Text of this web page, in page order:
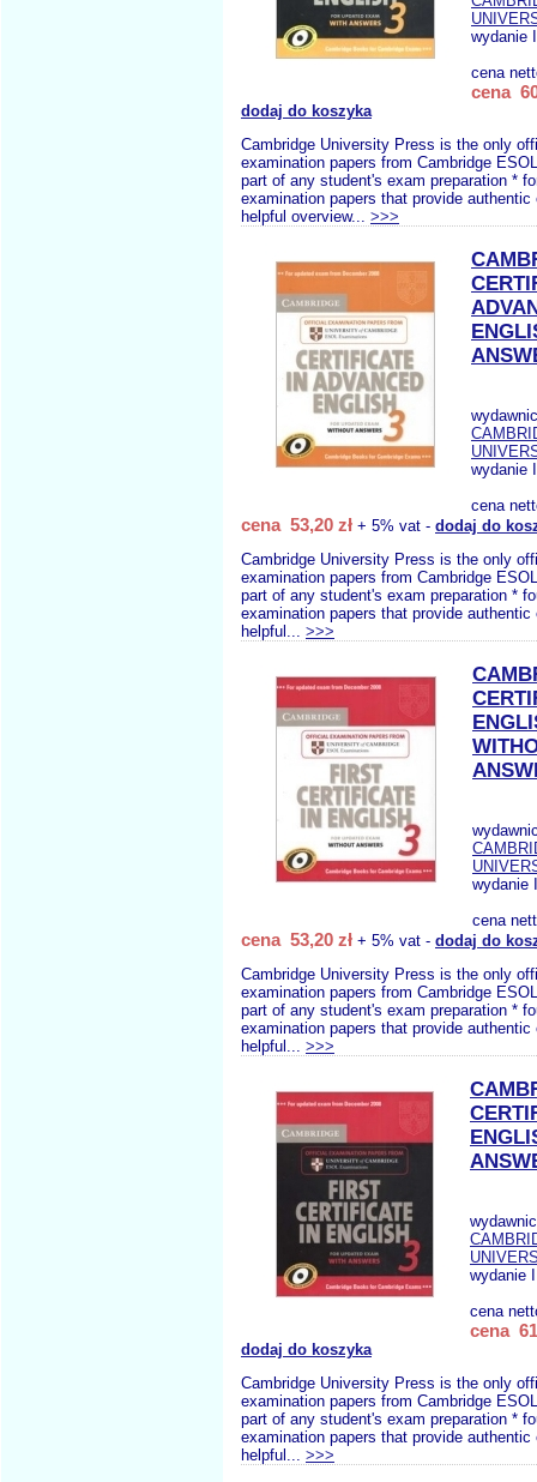
wydanie I
cena
cena
dodaj do koszyka
Cambridge University Press is the only
examination papers from Cambridge
part of any student's exam preparation *
examination papers that provide
helpful overview... >>>
wydanie I
cena
cena 53,20 zł + 5% vat - dodaj do
Cambridge University Press is the only
examination papers from Cambridge
part of any student's exam preparation *
examination papers that provide
helpful... >>>
wydanie I
cena
cena 53,20 zł + 5% vat - dodaj do
Cambridge University Press is the only
examination papers from Cambridge
part of any student's exam preparation *
examination papers that provide
helpful... >>>
wydanie I
cena
cena
dodaj do koszyka
Cambridge University Press is the only
examination papers from Cambridge
part of any student's exam preparation *
examination papers that provide
helpful... >>>